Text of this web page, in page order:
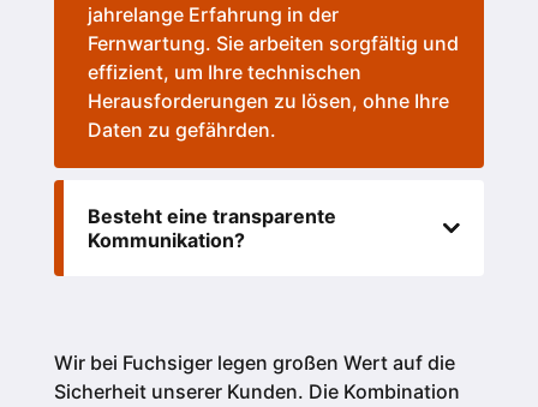
jahrelange Erfahrung in der
Fernwartung. Sie arbeiten sorgfältig und
effizient, um Ihre technischen
Herausforderungen zu lösen, ohne Ihre
Daten zu gefährden.
Besteht eine transparente
Kommunikation?
Wir bei Fuchsiger legen großen Wert auf die
Sicherheit unserer Kunden. Die Kombination